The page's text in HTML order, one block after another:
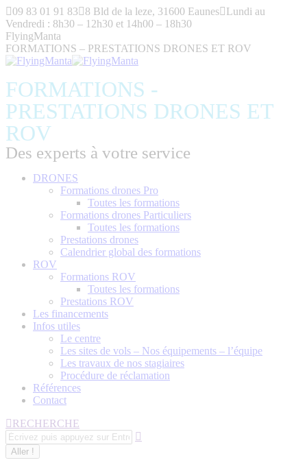
Aller
au
contenu
09 83 01 91 83 8 Bld de la leze, 31600 Eaunes
Lundi au
Vendredi : 8h30 – 12h30 et 14h00 – 18h30
FlyingManta
FORMATIONS – PRESTATIONS DRONES ET ROV
FORMATIONS -
PRESTATIONS DRONES ET
ROV
Des experts à votre service
DRONES
Formations drones Pro
Toutes les formations
Formations drones Particuliers
Toutes les formations
Prestations drones
Calendrier global des formations
ROV
Formations ROV
Toutes les formations
Prestations ROV
Les financements
Infos utiles
Le centre
Les sites de vols – Nos équipements – l’équipe
Les travaux de nos stagiaires
Procédure de réclamation
Références
Contact
Recherche
RECHERCHE